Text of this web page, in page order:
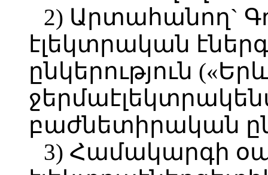
2) Արտահանող`
էլեկտրական
ընկերություն
բաժնետիրական
3) Համակարգի